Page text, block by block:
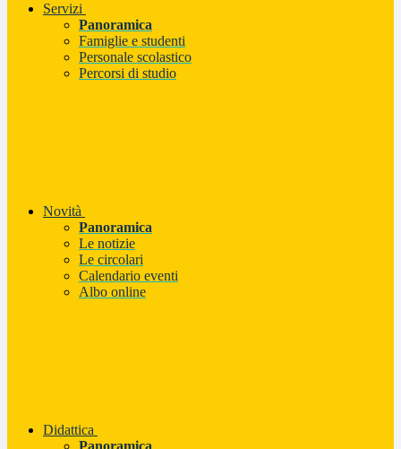
Servizi
Panoramica
Famiglie e studenti
Personale scolastico
Percorsi di studio
Novità
Panoramica
Le notizie
Le circolari
Calendario eventi
Albo online
Didattica